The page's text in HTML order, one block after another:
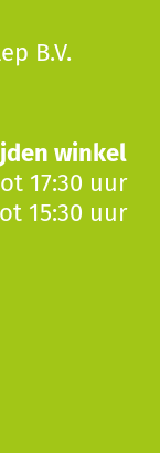
B.V.
winkel
17:30 uur
15:30 uur